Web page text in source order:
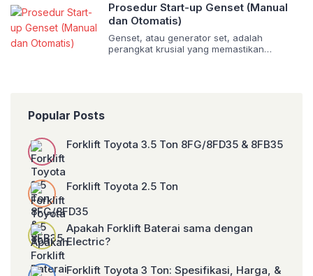
Prosedur Start-up Genset (Manual
dan Otomatis)
Genset, atau generator set, adalah
perangkat krusial yang memastikan
memperpanjang usia pakai genset, tetapi
juga meminimalkan risiko kecelakaan […]
Popular Posts
Forklift Toyota 3.5 Ton 8FG/8FD35 & 8FB35
Forklift Toyota 2.5 Ton
Apakah Forklift Baterai sama dengan
Electric?
Forklift Toyota 3 Ton: Spesifikasi, Harga, &